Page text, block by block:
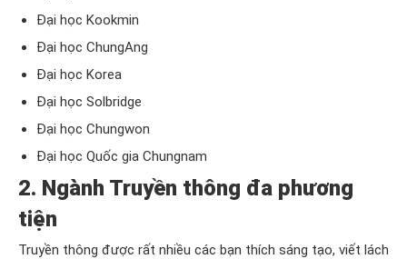
Đại học Kookmin
Đại học ChungAng
Đại học Korea
Đại học Solbridge
Đại học Chungwon
Đại học Quốc gia Chungnam
2. Ngành Truyền thông đa phương
tiện
Truyền thông được rất nhiều các bạn thích sáng tạo, viết lách